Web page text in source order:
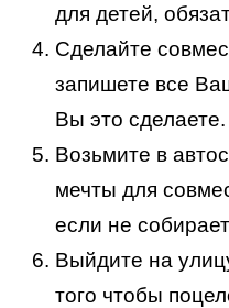
для детей,
Сделайте
запишете все
Вы это сделаете.
Возьмите в
мечты для
если не
Выйдите на
того чтобы